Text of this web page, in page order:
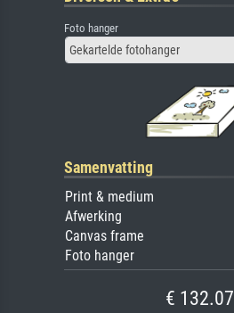
Foto hanger
Gekartelde fotohanger
Samenvatting
Print & medium
Afwerking
Canvas frame
Foto hanger
€ 132.07